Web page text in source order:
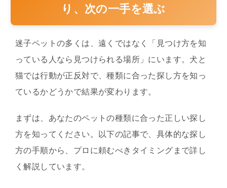
り、次の一手を選ぶ
迷子ペットの多くは、遠くではなく「見つけ方を知
っている人なら見つけられる場所」にいます。犬と
猫では行動が正反対で、種類に合った探し方を知っ
ているかどうかで結果が変わります。
まずは、あなたのペットの種類に合った正しい探し
方を知ってください。以下の記事で、具体的な探し
方の手順から、プロに頼むべきタイミングまで詳し
く解説しています。